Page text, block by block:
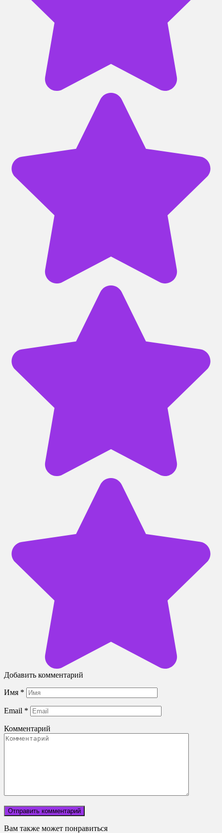
Добавить комментарий
Имя *
Email *
Комментарий
Вам также может понравиться